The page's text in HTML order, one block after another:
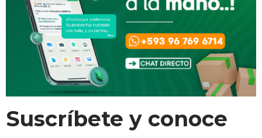
Suscríbete y conoce